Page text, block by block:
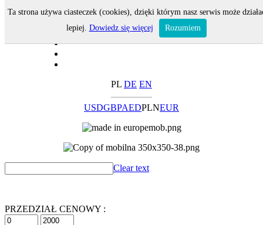
PL DE EN
USDGBPAEDPLNEUR
Clear text
PRZEDZIAŁ CENOWY :
Ta strona używa ciasteczek (cookies), dzięki którym nasz serwis może
lepiej. Dowiedz się więcej Rozumiem